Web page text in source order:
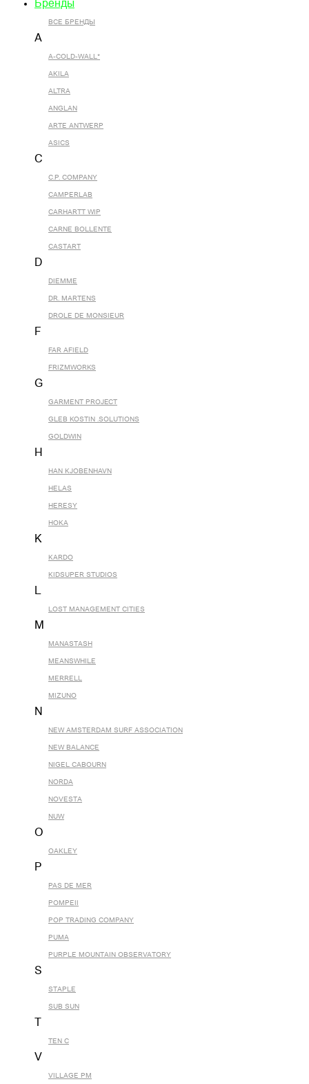
Бренды
ВСЕ БРЕНДЫ
A
A-COLD-WALL*
AKILA
ALTRA
ANGLAN
ARTE ANTWERP
ASICS
C
C.P. COMPANY
CAMPERLAB
CARHARTT WIP
CARNE BOLLENTE
CASTART
D
DIEMME
DR. MARTENS
DROLE DE MONSIEUR
F
FAR AFIELD
FRIZMWORKS
G
GARMENT PROJECT
GLEB KOSTIN .SOLUTIONS
GOLDWIN
H
HAN KJOBENHAVN
HELAS
HERESY
HOKA
K
KARDO
KIDSUPER STUDIOS
L
LOST MANAGEMENT CITIES
M
MANASTASH
MEANSWHILE
MERRELL
MIZUNO
N
NEW AMSTERDAM SURF ASSOCIATION
NEW BALANCE
NIGEL CABOURN
NORDA
NOVESTA
NUW
O
OAKLEY
P
PAS DE MER
POMPEII
POP TRADING COMPANY
PUMA
PURPLE MOUNTAIN OBSERVATORY
S
STAPLE
SUB SUN
TEN C
V
VILLAGE PM